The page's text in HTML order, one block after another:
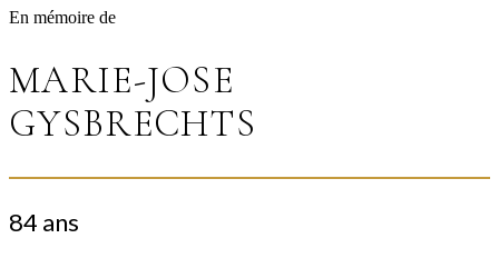
En mémoire de
MARIE-JOSE
GYSBRECHTS
84 ans